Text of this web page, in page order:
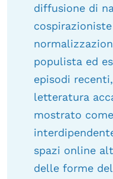
diffusione di
populista ed
episodi
letteratura
mostrato
spazi online
delle forme